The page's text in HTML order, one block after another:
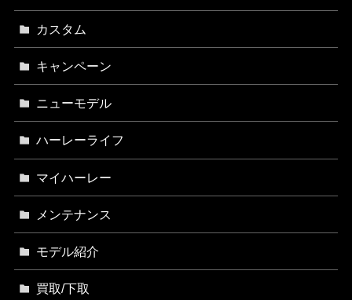
カスタム
キャンペーン
ニューモデル
ハーレーライフ
マイハーレー
メンテナンス
モデル紹介
買取/下取